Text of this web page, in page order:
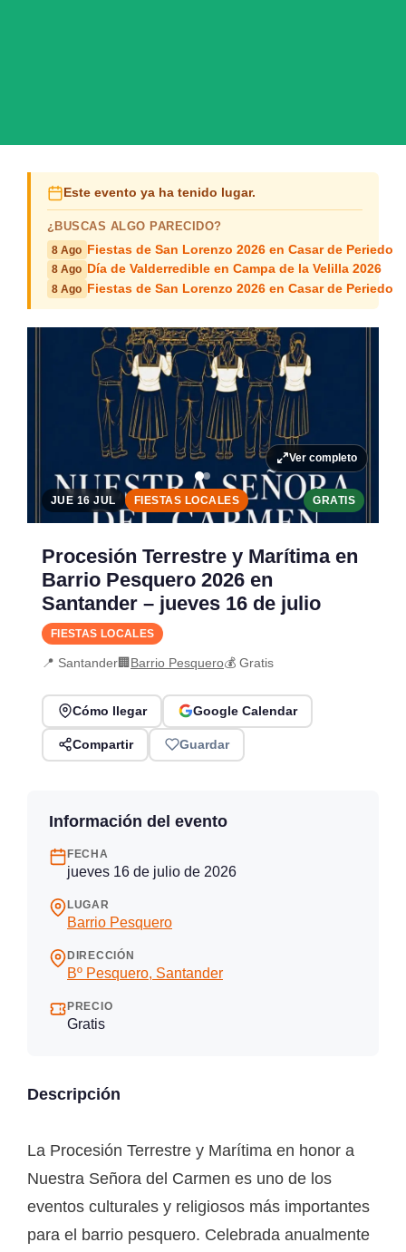
Este evento ya ha tenido lugar.
¿BUSCAS ALGO PARECIDO?
8 Ago Fiestas de San Lorenzo 2026 en Casar de Periedo
8 Ago Día de Valderredible en Campa de la Velilla 2026
8 Ago Fiestas de San Lorenzo 2026 en Casar de Periedo
Ver completo
JUE 16 JUL FIESTAS LOCALES GRATIS
Procesión Terrestre y Marítima en
Barrio Pesquero 2026 en
Santander – jueves 16 de julio
FIESTAS LOCALES
📍 Santander🏢Barrio Pesquero💰 Gratis
Cómo llegar Google Calendar
Compartir Guardar
Información del evento
FECHA
jueves 16 de julio de 2026
LUGAR
Barrio Pesquero
DIRECCIÓN
Bº Pesquero, Santander
PRECIO
Gratis
Descripción
La Procesión Terrestre y Marítima en honor a
Nuestra Señora del Carmen es uno de los
eventos culturales y religiosos más importantes
para el barrio pesquero. Celebrada anualmente